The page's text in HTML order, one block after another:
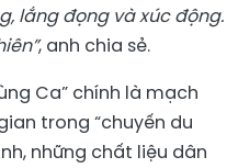
lắng đọng và xúc động.
, anh chia sẻ.
Ca” chính là mạch
trong “chuyến du
những chất liệu dân